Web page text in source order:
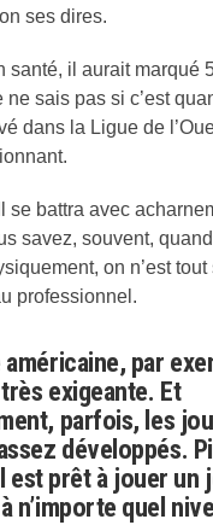
ses dires.
santé, il aurait marqué
sais pas si c’est
dans la Ligue de
se battra avec
savez, souvent,
on n’est
professionnel.
américaine, par
exigeante. Et
parfois, les
développés.
est prêt à jouer un
n’importe quel